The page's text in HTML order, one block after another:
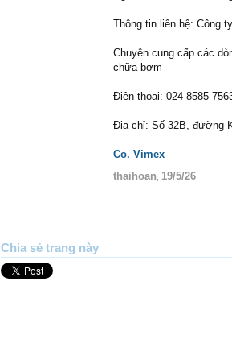
Thông tin liên hệ: Công
Chuyên cung cấp các
chữa bơm
Điện thoại: 024 8585
Địa chỉ: Số 32B, đường
Co. Vimex
thaihoan 19/5/26
Chia sẻ trang này